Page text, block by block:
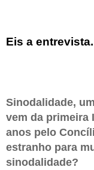
Eis a entrevista.
Sinodalidade,
vem da primeira
anos pelo
estranho para
sinodalidade?